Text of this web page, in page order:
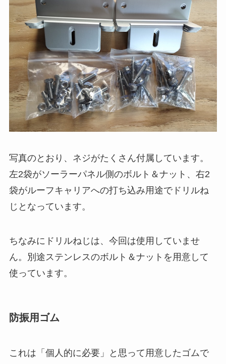
写真のとおり、ネジがたくさん付属しています。
左2袋がソーラーパネル側のボルト＆ナット、右2
袋がルーフキャリアへの打ち込み用途でドリルね
じとなっています。
ちなみにドリルねじは、今回は使用していませ
ん。別途ステンレスのボルト＆ナットを用意して
使っています。
防振用ゴム
これは「 個人的に必要」と思って用意したゴムで